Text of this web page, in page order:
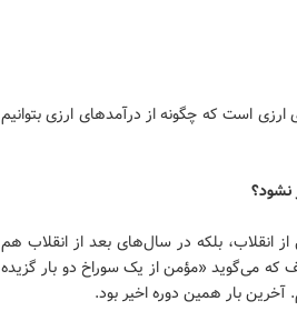
است که چگونه از درآمدهای ارزی بتوانیم
انقلاب، بلکه در سال‌های بعد از انقلاب هم
که می‌گوید «مؤمن از یک سوراخ دو بار گزیده
بار همین دوره اخیر بود.